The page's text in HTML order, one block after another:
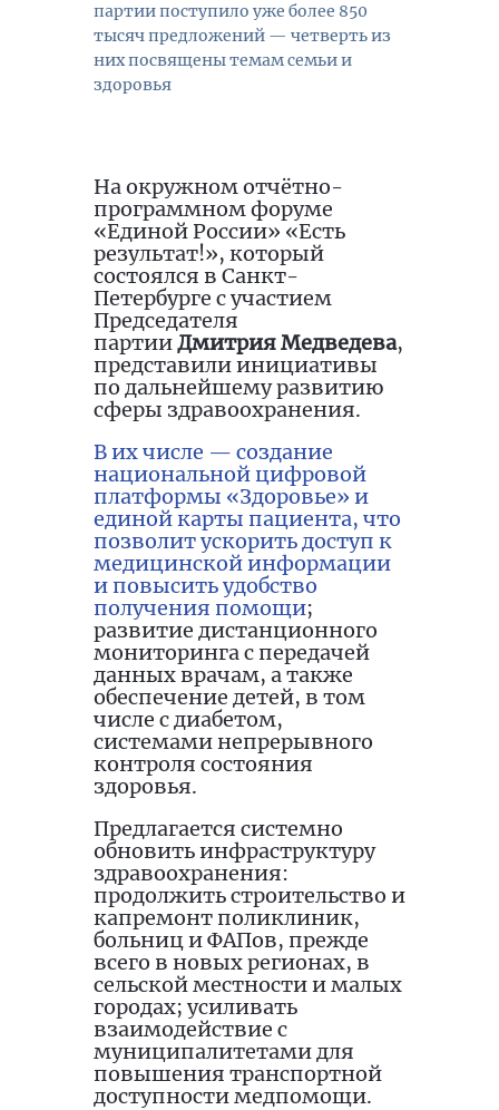
партии поступило уже более 850
тысяч предложений — четверть из
них посвящены темам семьи и
здоровья
На окружном отчётно-
программном форуме
«Единой России» «Есть
результат!», который
состоялся в Санкт-
Петербурге с участием
Председателя
партииДмитрия Медведева,
представили инициативы
по дальнейшему развитию
сферы здравоохранения.
В их числе — создание
национальной цифровой
платформы «Здоровье» и
единой карты пациента, что
позволит ускорить доступ к
медицинской информации
и повысить удобство
получения помощи;
развитие дистанционного
мониторинга с передачей
данных врачам, а также
обеспечение детей, в том
числе с диабетом,
системами непрерывного
контроля состояния
здоровья.
Предлагается системно
обновить инфраструктуру
здравоохранения:
продолжить строительство и
капремонт поликлиник,
больниц и ФАПов, прежде
всего в новых регионах, в
сельской местности и малых
городах; усиливать
взаимодействие с
муниципалитетами для
повышения транспортной
доступности медпомощи.